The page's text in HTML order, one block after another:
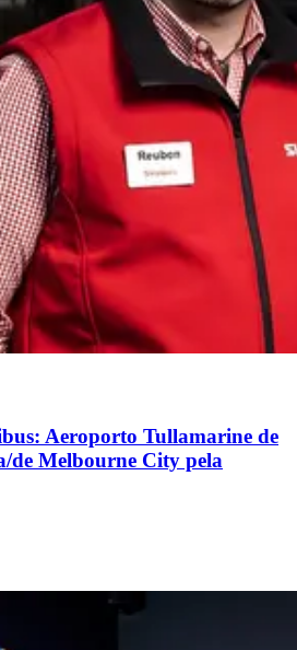
Aeroporto Tullamarine de
de Melbourne City pela